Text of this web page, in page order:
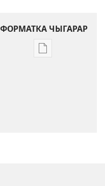
ФОРМАТКА ЧЫГАРАР